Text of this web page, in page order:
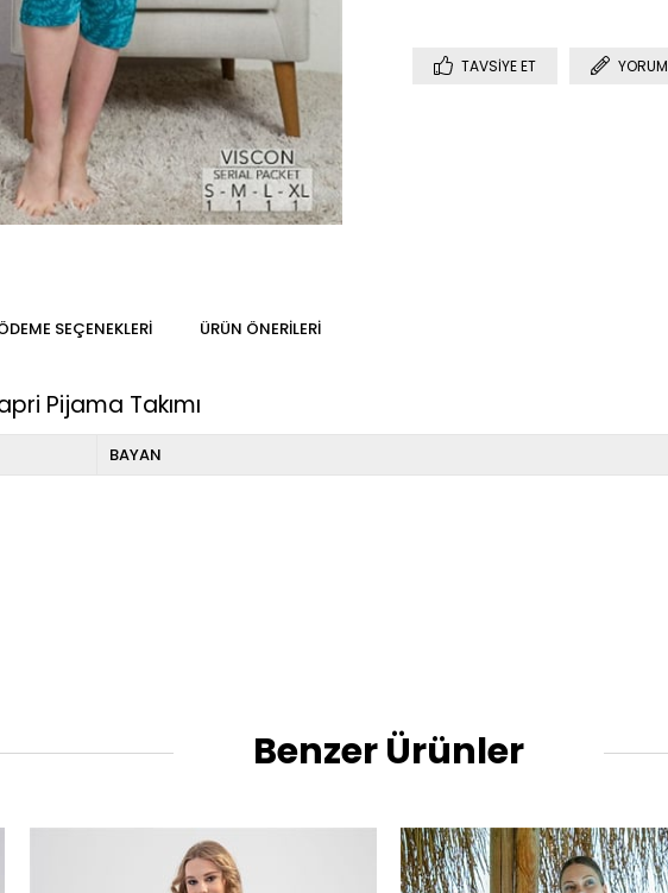
TAVSIYE ET
SEÇENEKLERI ÜRÜN ÖNERILERI
Pijama Takımı
BAYAN
Benzer Ürünler